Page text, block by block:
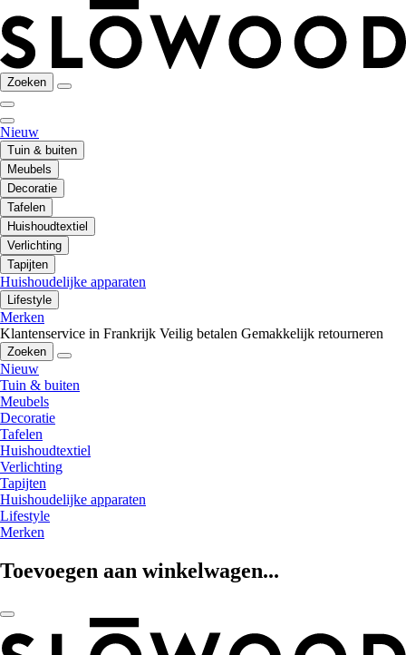
Zoeken
Nieuw
Tuin & buiten
Meubels
Decoratie
Tafelen
Huishoudtextiel
Verlichting
Tapijten
Huishoudelijke apparaten
Lifestyle
Merken
Klantenservice in Frankrijk Veilig betalen Gemakkelijk retourneren
Zoeken
Nieuw
Tuin & buiten
Meubels
Decoratie
Tafelen
Huishoudtextiel
Verlichting
Tapijten
Huishoudelijke apparaten
Lifestyle
Merken
Toevoegen aan winkelwagen...